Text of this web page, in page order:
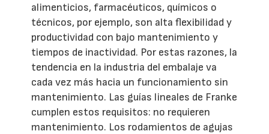
alimenticios, farmacéuticos, químicos o
técnicos, por ejemplo, son alta flexibilidad y
productividad con bajo mantenimiento y
tiempos de inactividad. Por estas razones, la
tendencia en la industria del embalaje va
cada vez más hacia un funcionamiento sin
mantenimiento. Las guías lineales de Franke
cumplen estos requisitos: no requieren
mantenimiento. Los rodamientos de agujas